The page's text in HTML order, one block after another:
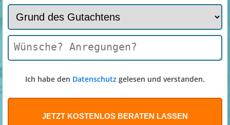
Ich habe den Datenschutz gelesen und verstanden.